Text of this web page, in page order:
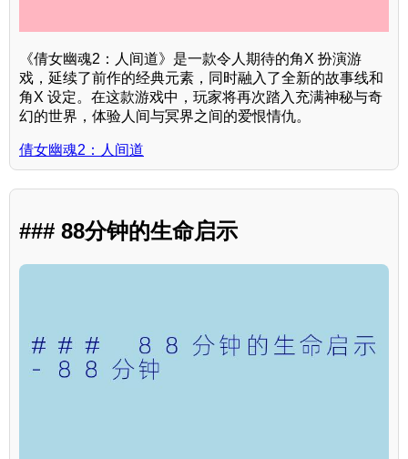
《倩女幽魂2：人间道》是一款令人期待的角X 扮演游
戏，延续了前作的经典元素，同时融入了全新的故事线和
角X 设定。在这款游戏中，玩家将再次踏入充满神秘与奇
幻的世界，体验人间与冥界之间的爱恨情仇。
倩女幽魂2：人间道
### 88分钟的生命启示